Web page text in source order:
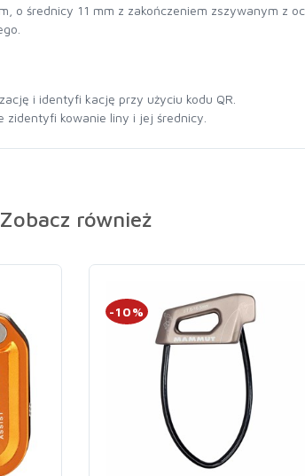
średnicy 11 mm z zakończeniem zszywanym z
i identyfi kację przy użyciu kodu QR.
zidentyfi kowanie liny i jej średnicy.
Zobacz również
-10%